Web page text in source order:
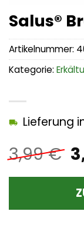
Salus®
3,99€
Lieferung
Artikelnummer:
Kategorie: